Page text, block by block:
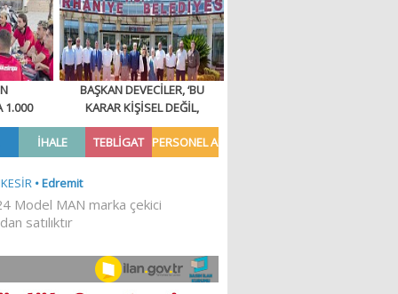
1.000
BAŞKAN DEVECİLER, ‘BU
KARAR KİŞİSEL DEĞİL,
İLKESEL BİR DURUŞTUR’